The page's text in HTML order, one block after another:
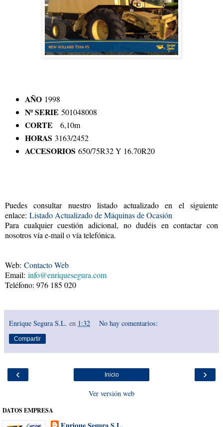
AÑO 1998
Nº SERIE 501048008
CORTE 6,10m
HORAS 3163/2452
ACCESORIOS 650/75R32 Y 16.70R20
Puedes consultar nuestro listado actualizado en el siguiente
enlace: Listado Actualizado de Máquinas de Ocasión
Para cualquier cuestión adicional, no dudéis en contactar con
nosotros vía e-mail o vía telefónica.
Web: Contacto Web
Email: info@enriquesegura.com
Teléfono: 976 185 020
Enrique Segura S.L. en 1:32 No hay comentarios:
Compartir
‹ ›
Inicio
Ver versión web
DATOS EMPRESA